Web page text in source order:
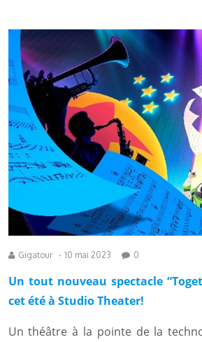
Gigatour - 10 mai 2023 0
Un tout nouveau spectacle
cet été à Studio Theater!
Un théâtre à la pointe de la